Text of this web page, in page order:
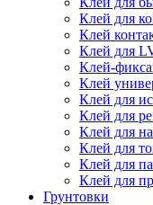
Клей для
Клей
Клей для
Клей-
Клей
Клей для
Клей для
Клей для
Клей для
Клей для
Клей для
Грунтовки